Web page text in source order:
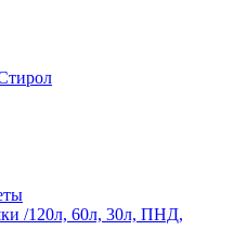
/120л, 60л, 30л, ПНД,